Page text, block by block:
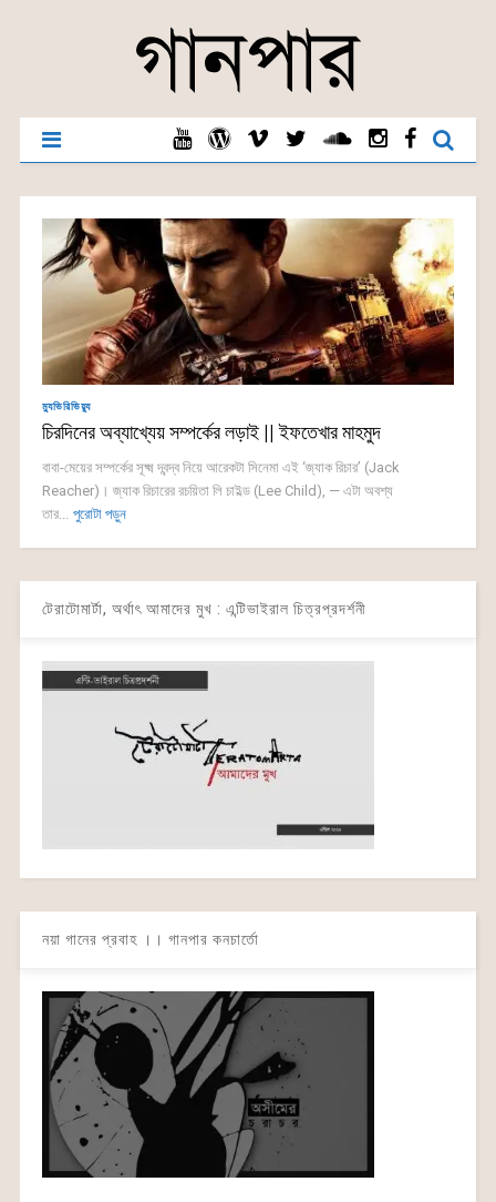
ম্যুভিরিভিয়্যু
চিরদিনের অব্যাখ্যেয় সম্পর্কের লড়াই || ইফতেখার মাহমুদ
বাবা-মেয়ের সম্পর্কের সূক্ষ্ম দ্বন্দ্ব নিয়ে আরেকটা সিনেমা এই ‘জ্যাক রিচার’ (Jack
Reacher)। জ্যাক রিচারের রচয়িতা লি চাইল্ড (Lee Child), — এটা অবশ্য
তার... পুরোটা পড়ুন
টেরাটোমার্টা, অর্থাৎ আমাদের মুখ : এন্টিভাইরাল চিত্রপ্রদর্শনী
নয়া গানের প্রবাহ ।। গানপার কনচার্তো